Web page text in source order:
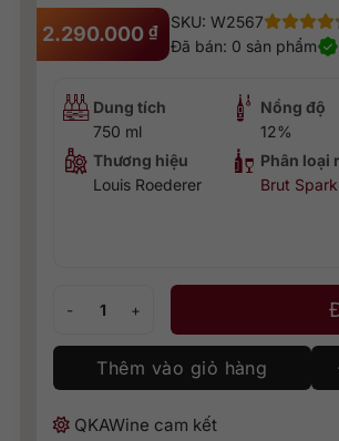
2.290.000 ₫ SKU: W2567
Đã bán: 0 sản phẩm
Dung tích
750 ml
Nồng độ
12%
Thương hiệu
Louis Roederer
Phân loại
Brut
Louis Roederer Brut Premier Champagne
Thêm vào giỏ hàng
QKAWine cam kết